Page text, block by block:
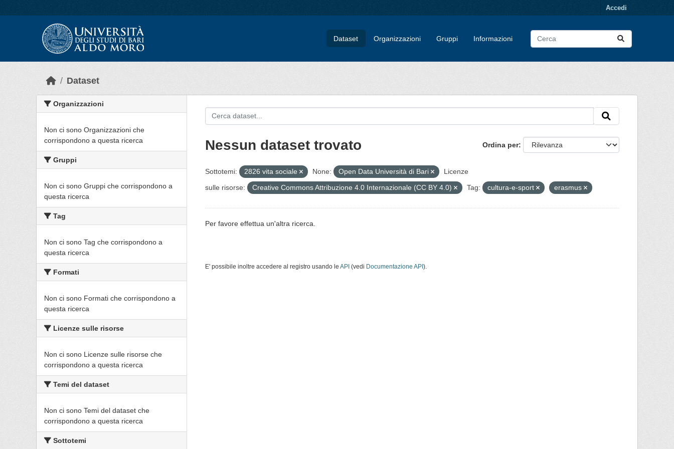
Accedi
Dataset Organizzazioni Gruppi Informazioni
Dataset
Organizzazioni
Non ci sono Organizzazioni che
corrispondono a questa ricerca
Gruppi
Non ci sono Gruppi che corrispondono a
questa ricerca
Tag
Non ci sono Tag che corrispondono a
questa ricerca
Formati
Non ci sono Formati che corrispondono a
questa ricerca
Licenze sulle risorse
Non ci sono Licenze sulle risorse che
corrispondono a questa ricerca
Temi del dataset
Non ci sono Temi del dataset che
corrispondono a questa ricerca
Sottotemi
Ordina per
Nessun dataset trovato
Sottotemi: 2826 vita sociale None: Open Data Università di Bari
Licenze
sulle risorse:
Creative Commons Attribuzione 4.0 Internazionale (CC BY 4.0) Tag: cultura-e-sport erasmus
Per favore effettua un'altra ricerca.
E' possibile inoltre accedere al registro usando le API (vedi Documentazione API ).